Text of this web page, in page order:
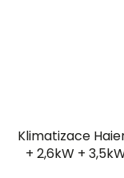
Klimatizace
+ 2,6kW +